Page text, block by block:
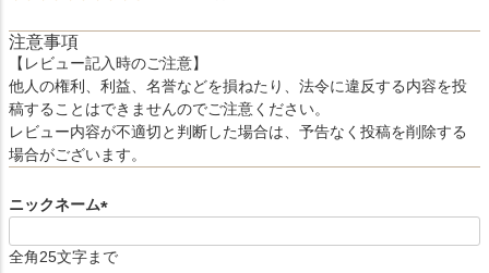
注意事項
【レビュー記入時のご注意】
他人の権利、利益、名誉などを損ねたり、法令に違反する内容を投
稿することはできませんのでご注意ください。
レビュー内容が不適切と判断した場合は、予告なく投稿を削除する
場合がございます。
ニックネーム
必
全角25文字まで